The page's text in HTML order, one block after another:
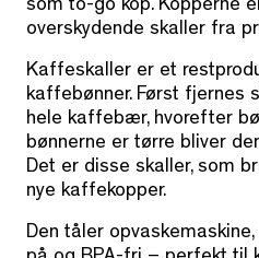
som to-go kop. Kopperne
overskydende skaller fra
Kaffeskaller er et
kaffebønner. Først fjernes
hele kaffebær, hvorefter
bønnerne er tørre bliver
Det er disse skaller, som
nye kaffekopper.
Den tåler